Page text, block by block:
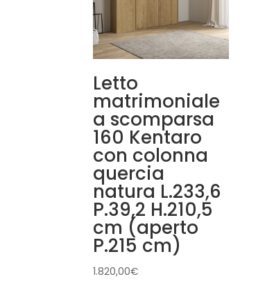
Letto
matrimoniale
a scomparsa
160 Kentaro
con colonna
quercia
natura L.233,6
P.39,2 H.210,5
cm (aperto
P.215 cm)
1.820,00€